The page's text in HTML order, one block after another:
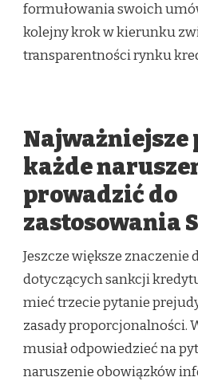
formułowania swoich
kolejny krok w kierunku
transparentności rynku
Najważniejsze
każde
prowadzić do
zastosowania
Jeszcze większe znaczenie
dotyczących sankcji
mieć trzecie pytanie
zasady proporcjonalności.
musiał odpowiedzieć na
naruszenie obowiązków